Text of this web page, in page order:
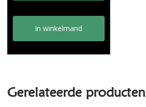
In winkelmand
Gerelateerde producten